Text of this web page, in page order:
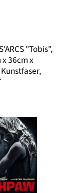
"Tobis",
x 36cm x